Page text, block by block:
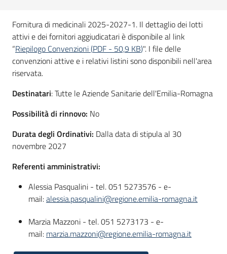
su
Fornitura di medicinali 2025-2027-1. Il dettaglio dei lotti
attivi e dei fornitori aggiudicatari è disponibile al link
“Riepilogo Convenzioni(PDF - 50,9 KB)". I file delle
convenzioni attive e i relativi listini sono disponibili nell'area
riservata.
Destinatari: Tutte le Aziende Sanitarie dell'Emilia-Romagna
Possibilità di rinnovo: No
Durata degli Ordinativi: Dalla data di stipula al 30
novembre 2027
Referenti amministrativi:
Alessia Pasqualini - tel. 051 5273576 - e-
mail:alessia.pasqualini@regione.emilia-romagna.it
Marzia Mazzoni - tel. 051 5273173 - e-
mail: marzia.mazzoni@regione.emilia-romagna.it